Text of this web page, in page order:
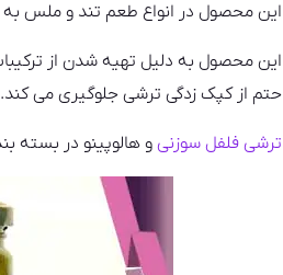
این محصول در انواع طعم تند و ملس به
این محصول به دلیل تهیه شدن از
حتم از کپک زدگی ترشی جلوگیری می کند.
ترشی فلفل سوزنی و هالوپینو در بسته